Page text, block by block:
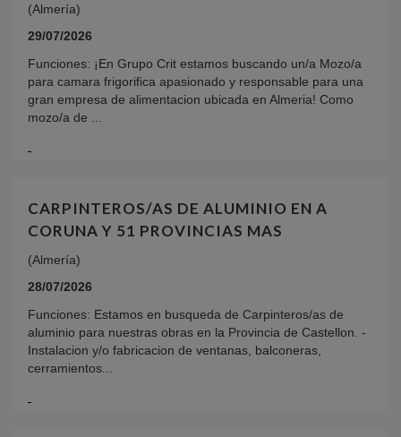
(Almería)
29/07/2026
Funciones: ¡En Grupo Crit estamos buscando un/a Mozo/a
para camara frigorifica apasionado y responsable para una
gran empresa de alimentacion ubicada en Almeria! Como
mozo/a de ...
CARPINTEROS/AS DE ALUMINIO EN A
CORUNA Y 51 PROVINCIAS MAS
(Almería)
28/07/2026
Funciones: Estamos en busqueda de Carpinteros/as de
aluminio para nuestras obras en la Provincia de Castellon. -
Instalacion y/o fabricacion de ventanas, balconeras,
cerramientos...